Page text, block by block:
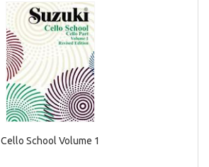
Cello School Volume 1